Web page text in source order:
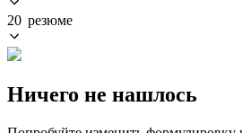
20 резюме
Ничего не нашлось